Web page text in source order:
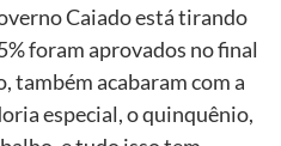
Caiado está tirando
foram aprovados no final
também acabaram com a
especial, o quinquênio,